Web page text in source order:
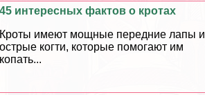
45 интересных фактов о кротах
Кроты имеют мощные передние лапы и
острые когти, которые помогают им
копать...